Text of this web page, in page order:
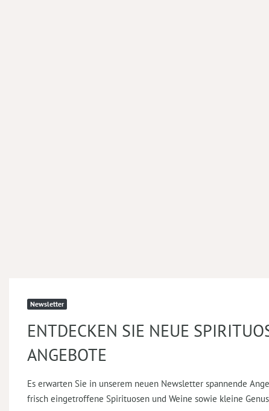
Newsletter
ENTDECKEN SIE NEUE
ANGEBOTE
Es erwarten Sie in unserem neuen Newsletter spannende
frisch eingetroffene Spirituosen und Weine sowie kleine